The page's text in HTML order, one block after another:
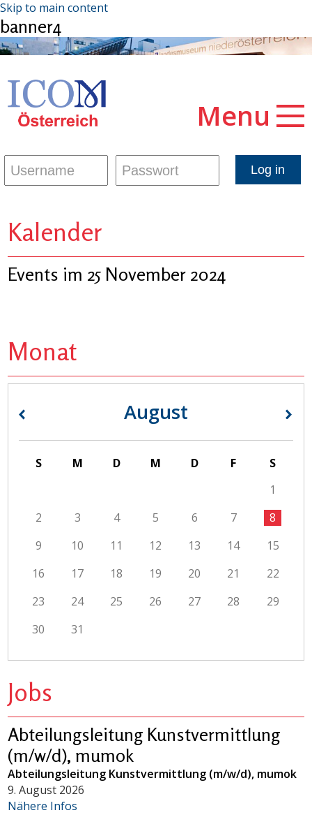
Skip to main content
banner4
Menu
Kalender
Events im 25 November 2024
Monat
August
« »
S M D M D F
S
1
2
3 4 5 6 7
8
9
10 11 12 13 14
15
16
17 18 19 20 21
22
23
24 25 26 27 28
29
30
31
Jobs
Abteilungsleitung Kunstvermittlung
(m/w/d), mumok
Abteilungsleitung Kunstvermittlung (m/w/d), mumok
9. August 2026
Nähere Infos